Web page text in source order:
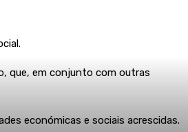
que, em conjunto com outras
económicas e sociais acrescidas.